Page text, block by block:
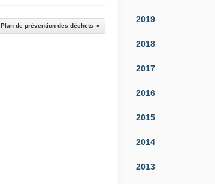
Plan de prévention des déchets
2019
2018
2017
2016
2015
2014
2013